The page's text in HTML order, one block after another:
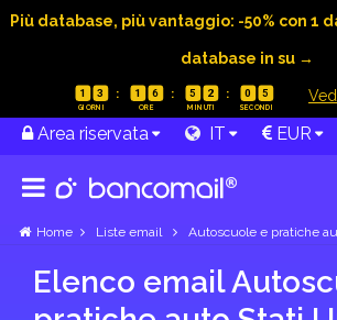
Più database, più vantaggio: -50% con 1
database in su →
1 3 1 6 5 2 0 4
Area riservata IT EUR
Home Liste email Autoscuole e pratiche
Elenco email